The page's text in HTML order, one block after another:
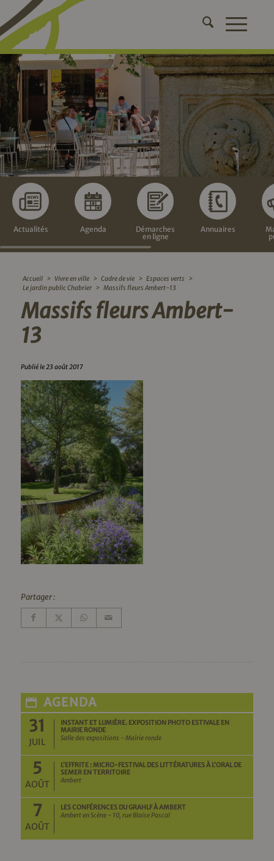
Actualités Agenda
Démarches
en ligne
Annuaires
Accueil > Vivre en ville > Cadre de vie > Espaces verts
>
Le jardin public Chabrier > Massifs fleurs Ambert-13
Massifs fleurs Ambert-
13
Publié le 23 août 2017
Partager :
AGENDA
31
JUIL
INSTANT ET LUMIÈRE. EXPOSITION PHOTO ESTIVALE EN
MAIRIE RONDE
Salle des expositions - Mairie ronde
5
AOÛT
L’EFFRITE : MICRO-FESTIVAL DES LITTÉRATURES À L’ORAL DE
SEMER EN TERRITOIRE
Ambert
7
AOÛT
LES CONFÉRENCES DU GRAHLF À AMBERT
Ambert en Scène - 10, rue Blaise Pascal